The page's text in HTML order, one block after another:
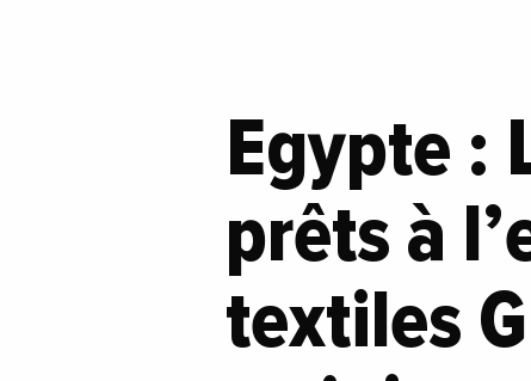
Egypte :
prêts à
textiles